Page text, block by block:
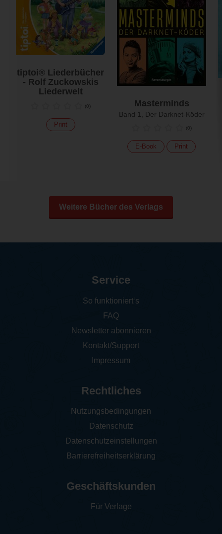
tiptoi® Liederbücher
- Rolf Zuckowskis
Liederwelt
(0)
Print
Masterminds
Band 1, Der Darknet-Köder
(0)
E-Book Print
Weitere Bücher des Verlags
Service
So funktioniert‘s
FAQ
Newsletter abonnieren
Kontakt/Support
Impressum
Rechtliches
Nutzungsbedingungen
Datenschutz
Datenschutzeinstellungen
Barrierefreiheitserklärung
Geschäftskunden
Für Verlage